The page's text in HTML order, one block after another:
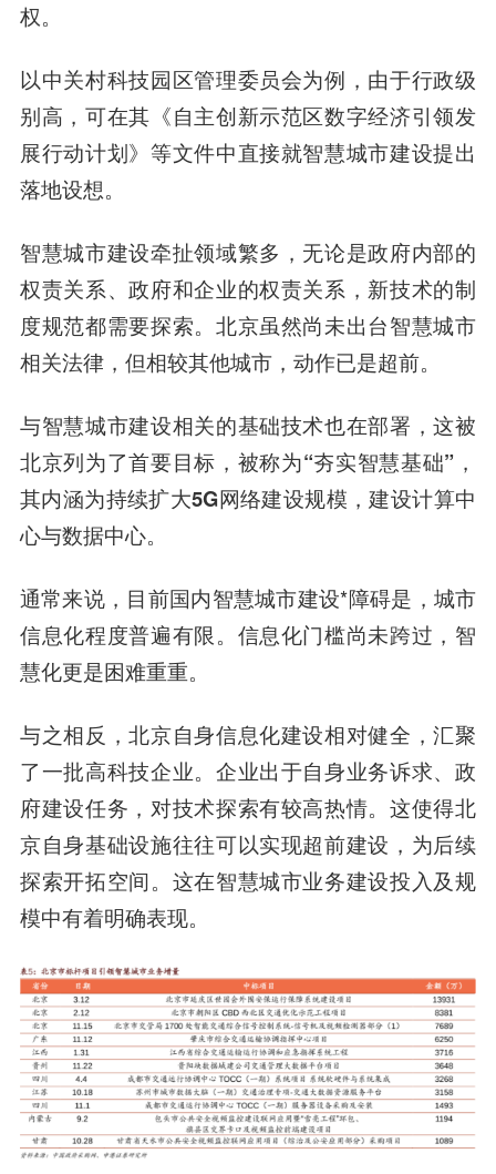
权。
以中关村科技园区管理委员会为例，由于行政级
别高，可在其《自主创新示范区数字经济引领发
展行动计划》等文件中直接就智慧城市建设提出
落地设想。
智慧城市建设牵扯领域繁多，无论是政府内部的
权责关系、政府和企业的权责关系，新技术的制
度规范都需要探索。北京虽然尚未出台智慧城市
相关法律，但相较其他城市，动作已是超前。
与智慧城市建设相关的基础技术也在部署，这被
北京列为了首要目标，被称为“夯实智慧基础”，
其内涵为持续扩大5G网络建设规模，建设计算中
心与数据中心。
通常来说，目前国内智慧城市建设*障碍是，城市
信息化程度普遍有限。信息化门槛尚未跨过，智
慧化更是困难重重。
与之相反，北京自身信息化建设相对健全，汇聚
了一批高科技企业。企业出于自身业务诉求、政
府建设任务，对技术探索有较高热情。这使得北
京自身基础设施往往可以实现超前建设，为后续
探索开拓空间。这在智慧城市业务建设投入及规
模中有着明确表现。